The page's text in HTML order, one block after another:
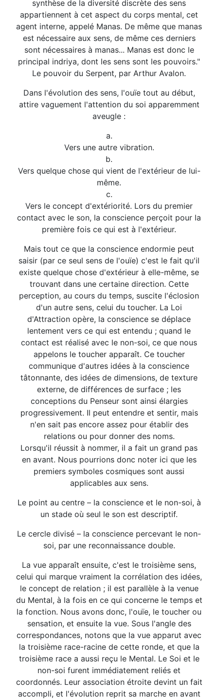
synthèse de la diversité discrète des sens
appartiennent à cet aspect du corps mental, cet
agent interne, appelé Manas. De même que manas
est nécessaire aux sens, de même ces derniers
sont nécessaires à manas... Manas est donc le
principal indriya, dont les sens sont les pouvoirs."
Le pouvoir du Serpent, par Arthur Avalon.
Dans l'évolution des sens, l'ouïe tout au début,
attire vaguement l'attention du soi apparemment
aveugle :
a.
Vers une autre vibration.
b.
Vers quelque chose qui vient de l'extérieur de lui-
même.
c.
Vers le concept d'extériorité. Lors du premier
contact avec le son, la conscience perçoit pour la
première fois ce qui est à l'extérieur.
Mais tout ce que la conscience endormie peut
saisir (par ce seul sens de l'ouïe) c'est le fait qu'il
existe quelque chose d'extérieur à elle-même, se
trouvant dans une certaine direction. Cette
perception, au cours du temps, suscite l'éclosion
d'un autre sens, celui du toucher. La Loi
d'Attraction opère, la conscience se déplace
lentement vers ce qui est entendu ; quand le
contact est réalisé avec le non-soi, ce que nous
appelons le toucher apparaît. Ce toucher
communique d'autres idées à la conscience
tâtonnante, des idées de dimensions, de texture
externe, de différences de surface ; les
conceptions du Penseur sont ainsi élargies
progressivement. Il peut entendre et sentir, mais
n'en sait pas encore assez pour établir des
relations ou pour donner des noms.
Lorsqu'il réussit à nommer, il a fait un grand pas
en avant. Nous pourrions donc noter ici que les
premiers symboles cosmiques sont aussi
applicables aux sens.
Le point au centre – la conscience et le non-soi, à
un stade où seul le son est descriptif.
Le cercle divisé – la conscience percevant le non-
soi, par une reconnaissance double.
La vue apparaît ensuite, c'est le troisième sens,
celui qui marque vraiment la corrélation des idées,
le concept de relation ; il est parallèle à la venue
du Mental, à la fois en ce qui concerne le temps et
la fonction. Nous avons donc, l'ouïe, le toucher ou
sensation, et ensuite la vue. Sous l'angle des
correspondances, notons que la vue apparut avec
la troisième race-racine de cette ronde, et que la
troisième race a aussi reçu le Mental. Le Soi et le
non-soi furent immédiatement reliés et
coordonnés. Leur association étroite devint un fait
accompli, et l'évolution reprit sa marche en avant